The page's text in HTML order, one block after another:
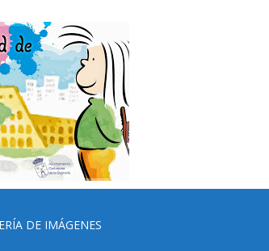
DE IMÁGENES